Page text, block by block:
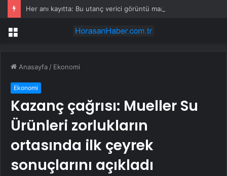
Menü
Anasayfa / Ekonomi
Ekonomi
Kazanç çağrısı: Mueller Su
Ürünleri zorlukların
ortasında ilk çeyrek
sonuçlarını açıkladı